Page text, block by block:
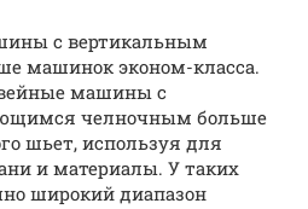
с вертикальным
машинок эконом-класса.
машины с
челночным больше
шьет, используя для
и материалы. У таких
широкий диапазон